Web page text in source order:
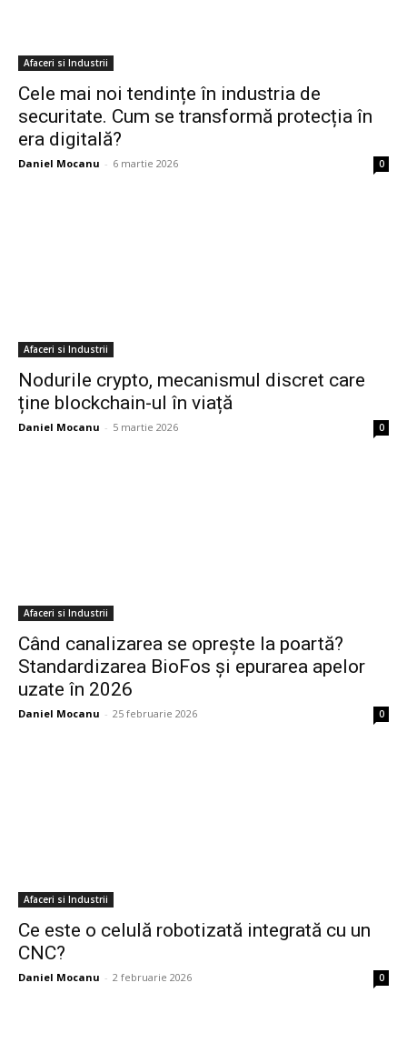
Afaceri si Industrii
Cele mai noi tendințe în industria de
securitate. Cum se transformă protecția în
era digitală?
Daniel Mocanu - 6 martie 2026 0
Afaceri si Industrii
Nodurile crypto, mecanismul discret care
ține blockchain-ul în viață
Daniel Mocanu - 5 martie 2026 0
Afaceri si Industrii
Când canalizarea se oprește la poartă?
Standardizarea BioFos și epurarea apelor
uzate în 2026
Daniel Mocanu - 25 februarie 2026 0
Afaceri si Industrii
Ce este o celulă robotizată integrată cu un
CNC?
Daniel Mocanu - 2 februarie 2026 0